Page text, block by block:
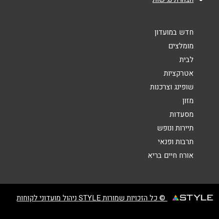
גני מודיעין
חיפה
חדש במועדון
מומלצים
לבית
אטרקציות
שופינג וצרכנות
מזון
מסעדות
תיירות ונופש
תרבות ופנאי
אורח חיים בריא
© כל הזכויות שמורות STYLE ניהול מועדוני לקוחות